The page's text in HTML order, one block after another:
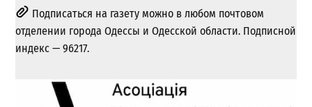
Подписаться на газету можно в любом почтовом
отделении города Одессы и Одесской области. Подписной
индекс — 96217.